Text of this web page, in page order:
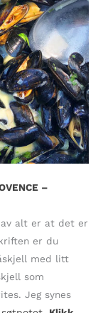
–
alt er at det er
er du
med litt
som
Jeg synes